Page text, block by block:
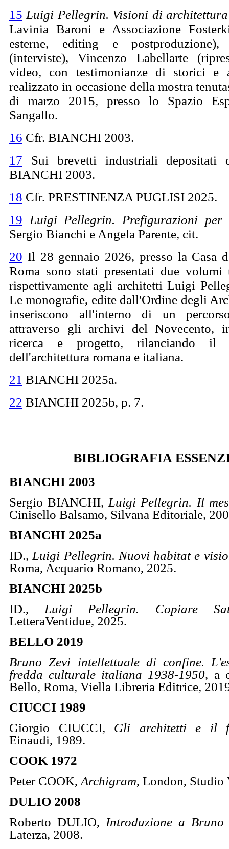
15 Luigi Pellegrin. Visioni di
Lavinia Baroni e Associazione
esterne, editing e
(interviste), Vincenzo Labellarte
video, con testimonianze di storici e
realizzato in occasione della mostra
di marzo 2015, presso lo Spazio
Sangallo.
16 Cfr. BIANCHI 2003.
17 Sui brevetti industriali depositati
BIANCHI 2003.
18 Cfr. PRESTINENZA PUGLISI 2025.
19 Luigi Pellegrin. Prefigurazioni per
Sergio Bianchi e Angela Parente, cit.
20 Il 28 gennaio 2026, presso la Casa
Roma sono stati presentati due volumi
rispettivamente agli architetti Luigi
Le monografie, edite dall'Ordine degli
inseriscono all'interno di un
attraverso gli archivi del Novecento,
ricerca e progetto, rilanciando il
dell'architettura romana e italiana.
21 BIANCHI 2025a.
22 BIANCHI 2025b, p. 7.
BIBLIOGRAFIA
BIANCHI 2003
Sergio BIANCHI, Luigi Pellegrin. Il
Cinisello Balsamo, Silvana Editoriale,
BIANCHI 2025a
ID., Luigi Pellegrin. Nuovi habitat e
Roma, Acquario Romano, 2025.
BIANCHI 2025b
ID., Luigi Pellegrin. Copiare
LetteraVentidue, 2025.
BELLO 2019
Bruno Zevi intellettuale di confine.
fredda culturale italiana 1938-1950, a
Bello, Roma, Viella Libreria Editrice,
CIUCCI 1989
Giorgio CIUCCI, Gli architetti e il
Einaudi, 1989.
COOK 1972
Peter COOK, Archigram, London, Studio
DULIO 2008
Roberto DULIO, Introduzione a Bruno
Laterza, 2008.